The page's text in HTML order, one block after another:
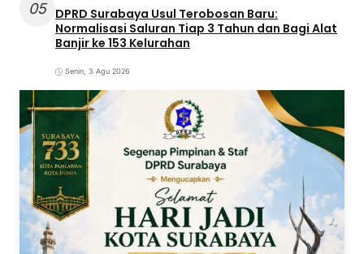
05 DPRD Surabaya Usul Terobosan Baru:
Normalisasi Saluran Tiap 3 Tahun dan Bagi Alat
Banjir ke 153 Kelurahan
Senin, 3 Agu 2026